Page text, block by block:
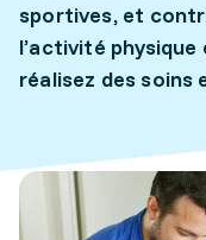
sportives, et
l’activité
réalisez des soins